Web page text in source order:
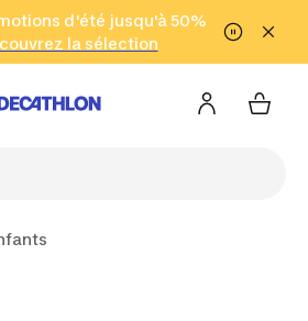
Aller au contenu Aller au pied de
d'été jusqu'à 50%
la sélection
Cliquez ici
2 h!